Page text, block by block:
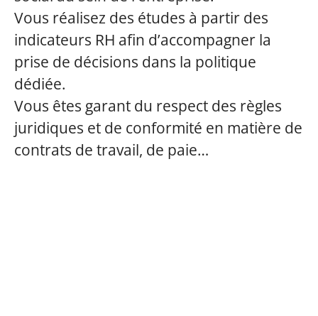
Vous réalisez des études à partir des
indicateurs RH afin d’accompagner la
prise de décisions dans la politique
dédiée.
Vous êtes garant du respect des règles
juridiques et de conformité en matière de
contrats de travail, de paie…